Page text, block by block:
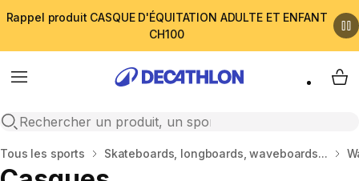
Rappel produit CASQUE D'ÉQUITATION ADULTE ET ENFANT
CH100
Menu
Open search
My
Accueil
Tous les sports Skateboards, longboards, waveboards...